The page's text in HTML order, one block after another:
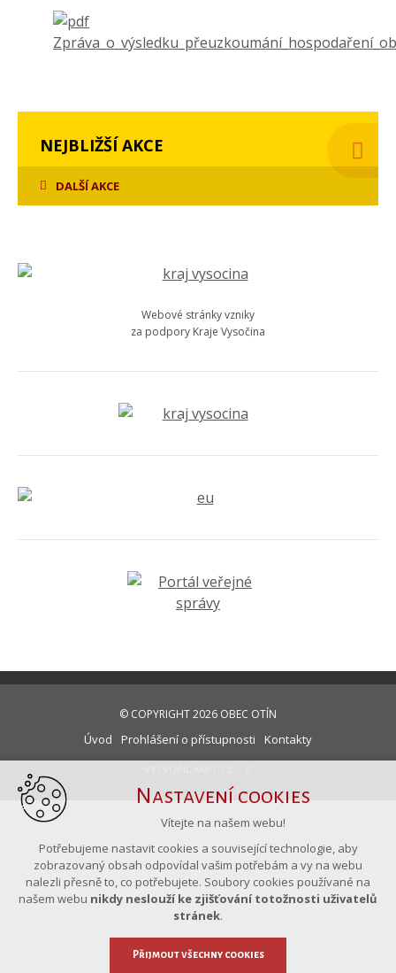
NEJBLIŽŠÍ AKCE
DALŠÍ AKCE
Webové stránky vzniky
za podpory Kraje Vysočina
© COPYRIGHT 2026 OBEC OTÍN
Úvod Prohlášení o přístupnosti Kontakty
Nastavení cookies
Vítejte na našem webu!
Potřebujeme nastavit cookies a související technologie, aby
zobrazovaný obsah odpovídal vašim potřebám a vy na webu
nalezli přesně to, co potřebujete. Soubory cookies používané na
našem webu nikdy neslouží ke zjišťování totožnosti uživatelů
stránek.
Přijmout všechny cookies